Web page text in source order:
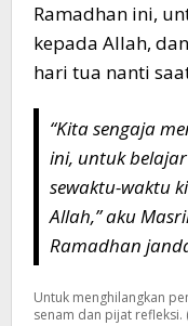
Ramadhan ini,
kepada Allah,
hari tua nanti
“Kita sengaja
ini, untuk
sewaktu-waktu
Allah,” aku
Ramadhan
Untuk menghilangkan
senam dan pijat